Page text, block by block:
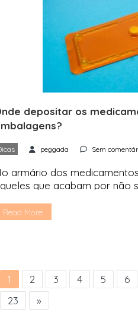
depositar os
peggada Sem
armário dos
que acabam por não
há também toda a panóplia
Read More
1 2 3 4 5 6
23
»